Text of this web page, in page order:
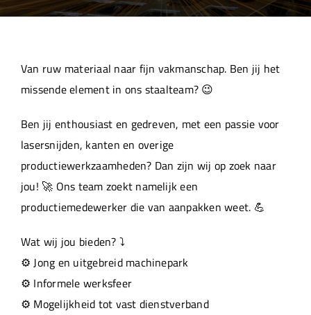
Projecten
Machinepark
Werken bij
Van ruw materiaal naar fijn vakmanschap. Ben jij het
missende element in ons staalteam? 😉
Ben jij enthousiast en gedreven, met een passie voor
lasersnijden, kanten en overige
productiewerkzaamheden? Dan zijn wij op zoek naar
jou! 🚀 Ons team zoekt namelijk een
productiemedewerker die van aanpakken weet. 💪
Wat wij jou bieden? ⤵️
⚙️ Jong en uitgebreid machinepark
⚙️ Informele werksfeer
⚙️ Mogelijkheid tot vast dienstverband